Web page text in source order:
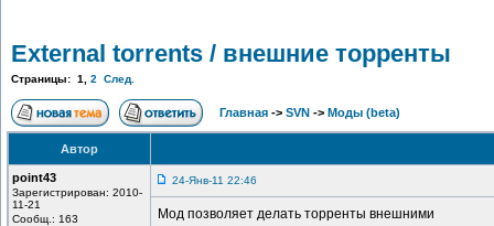
External torrents / внешние торренты
Страницы: 1 2 След.
Главная -> SVN -> Моды (beta)
Автор
point43
Зарегистрирован: 2010-
11-21
Сообщ.: 163
24-Янв-11 22:46
Мод позволяет делать торренты внешними